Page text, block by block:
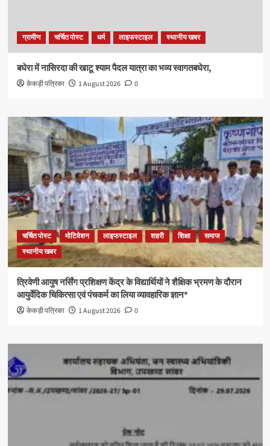
ग्रामीण चर्चित पोस्ट धर्म लाइफस्टाइल स्थानीय खबर
बघेरा में नासिरदा की खाटू श्याम पैदल यात्रा का भव्य स्वागतबघेरा,
केकड़ी पत्रिका 1 August 2026 0
चर्चित पोस्ट मोटिवेशन लाइफस्टाइल शहरी शिक्षा
समाज
स्थानीय खबर
त्रिवेणी आयुष नर्सिंग प्रशिक्षण केंद्र के विद्यार्थियों ने शैक्षिक भ्रमण के दौरान
आयुर्वेदिक चिकित्सा एवं पंचकर्म का लिया व्यावहारिक ज्ञान*
केकड़ी पत्रिका 1 August 2026 0